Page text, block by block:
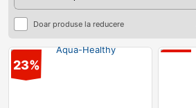
Doar produse la reducere
23%